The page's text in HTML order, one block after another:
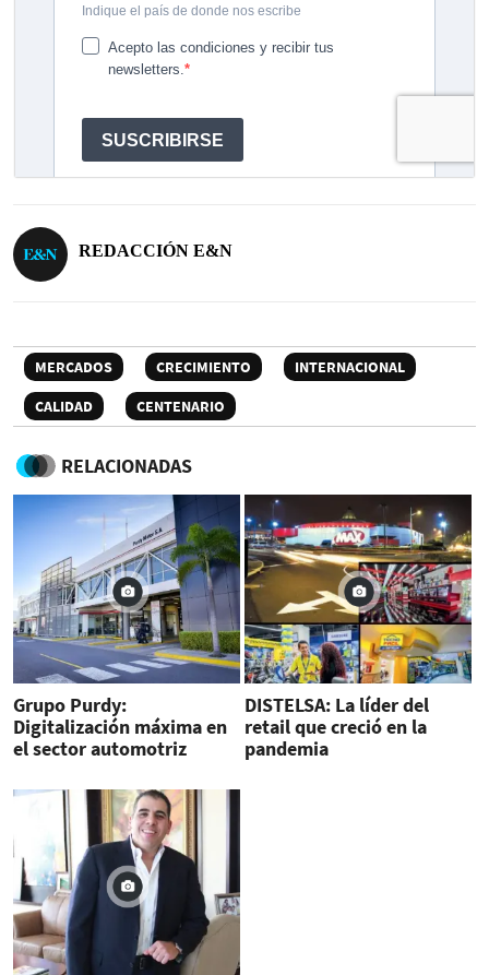
REDACCIÓN E&N
MERCADOS CRECIMIENTO
INTERNACIONAL
CALIDAD
CENTENARIO
RELACIONADAS
Grupo Purdy:
Digitalización máxima en
el sector automotriz
DISTELSA: La líder del
retail que creció en la
pandemia